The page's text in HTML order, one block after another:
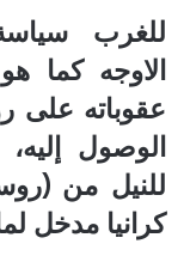
للغرب
الاوجه كما
عقوباته على
الوصول
للنيل من
كرانيا مدخل